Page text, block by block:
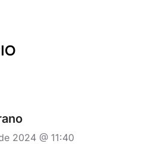
2024 @ 11:40